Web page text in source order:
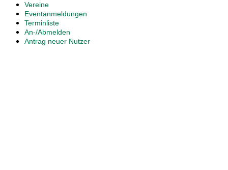
Vereine
Eventanmeldungen
Terminliste
An-/Abmelden
Antrag neuer Nutzer